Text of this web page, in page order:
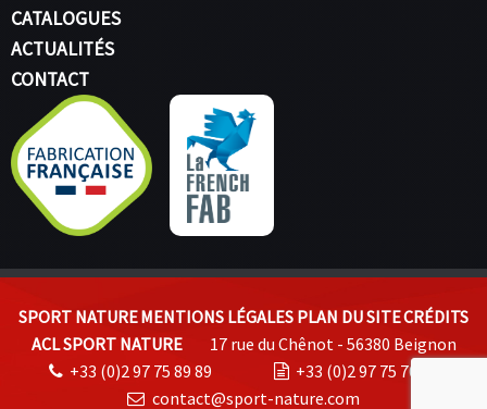
CATALOGUES
ACTUALITÉS
CONTACT
SPORT NATUREMENTIONS LÉGALES PLAN DU SITECRÉDITS
ACL SPORT NATURE
17 rue du Chênot - 56380 Beignon
+33 (0)2 97 75 89 89
+33 (0)2 97 75 70 74
contact@sport-nature.com